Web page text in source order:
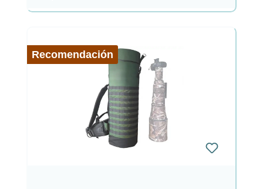
Recomendación